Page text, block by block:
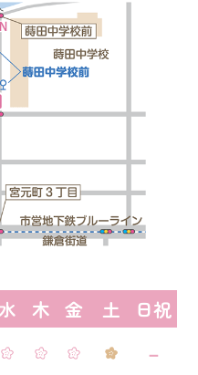
水 木 金 土
日祝
－